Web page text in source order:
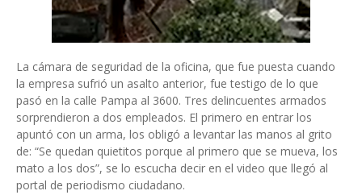
La cámara de seguridad de la oficina, que fue puesta cuando
la empresa sufrió un asalto anterior, fue testigo de lo que
pasó en la calle Pampa al 3600. Tres delincuentes armados
sorprendieron a dos empleados. El primero en entrar los
apuntó con un arma, los obligó a levantar las manos al grito
de: “Se quedan quietitos porque al primero que se mueva, los
mato a los dos”, se lo escucha decir en el video que llegó al
portal de periodismo ciudadano.